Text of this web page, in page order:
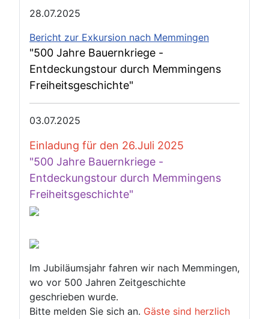
28.07.2025
Bericht zur Exkursion nach Memmingen
"500 Jahre Bauernkriege -
Entdeckungstour durch Memmingens
Freiheitsgeschichte"
03.07.2025
Einladung für den 26.Juli 2025
"500 Jahre Bauernkriege -
Entdeckungstour durch Memmingens
Freiheitsgeschichte"
Im Jubiläumsjahr fahren wir nach Memmingen,
wo vor 500 Jahren Zeitgeschichte
geschrieben wurde.
Bitte melden Sie sich an. Gäste sind herzlich